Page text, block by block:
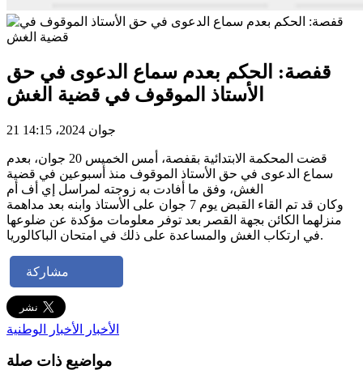
قفصة: الحكم بعدم سماع الدعوى في حق
الأستاذ الموقوف في قضية الغش
21 جوان 2024، 14:15
قضت المحكمة الابتدائية بقفصة، أمس الخميس 20 جوان، بعدم
سماع الدعوى في حق الأستاذ الموقوف منذ أسبوعين في قضية
الغش، وفق ما أفادت به زوجته لمراسل إي أف أم
وكان قد تم القاء القبض يوم 7 جوان على الأستاذ وابنه بعد مداهمة
منزلهما الكائن بجهة القصر بعد توفر معلومات مؤكدة عن ضلوعها
في ارتكاب الغش والمساعدة على ذلك في امتحان الباكالوريا.
مشاركة
الأخبار الأخبار الوطنية
مواضيع ذات صلة